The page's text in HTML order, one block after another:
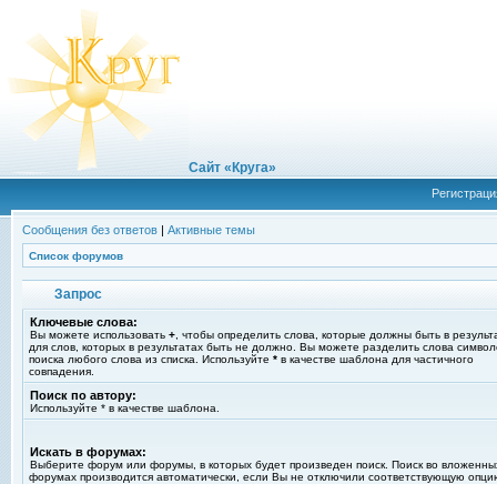
Сайт «Круга»
Сообщения без ответов | Активные темы
Список форумов
Запрос
Ключевые слова:
Вы можете использовать + , чтобы определить слова, которые должны быть в
для слов, которых в результатах быть не должно. Вы можете разделить слова
поиска любого слова из списка. Используйте * в качестве шаблона для частичного
совпадения.
Поиск по автору:
Используйте * в качестве шаблона.
Искать в форумах:
Выберите форум или форумы, в которых будет произведен поиск. Поиск во
форумах производится автоматически, если Вы не отключили соответствующую